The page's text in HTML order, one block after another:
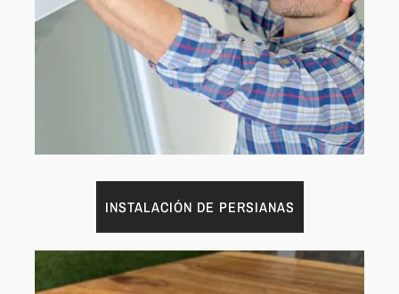
INSTALACIÓN DE PERSIANAS